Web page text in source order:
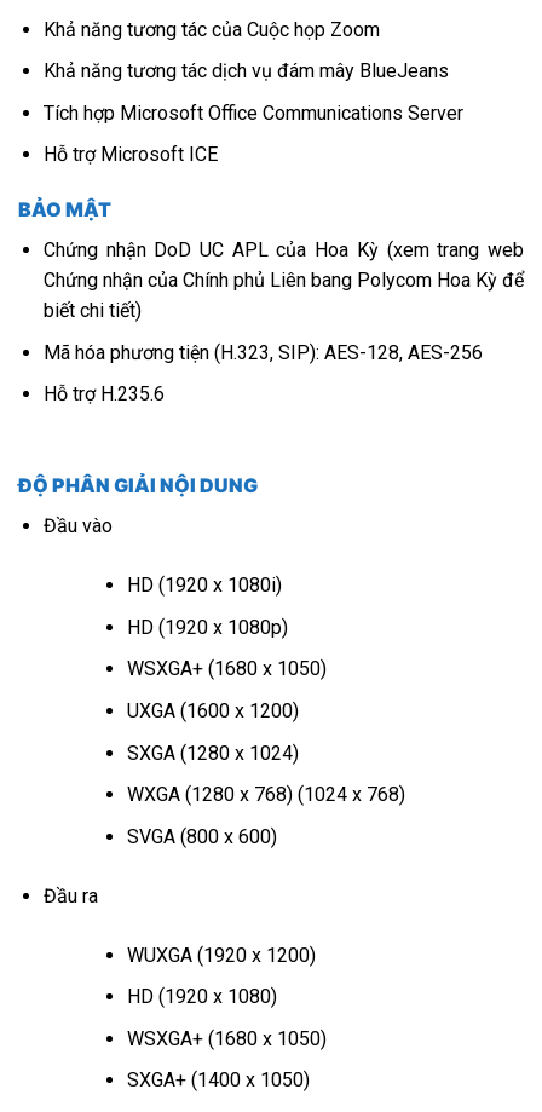
Khả năng tương tác của Cuộc họp Zoom
Khả năng tương tác dịch vụ đám mây BlueJeans
Tích hợp Microsoft Office Communications Server
Hỗ trợ Microsoft ICE
BẢO MẬT
Chứng nhận DoD UC APL của Hoa Kỳ (xem trang web
Chứng nhận của Chính phủ Liên bang Polycom Hoa Kỳ để
biết chi tiết)
Mã hóa phương tiện (H.323, SIP): AES-128, AES-256
Hỗ trợ H.235.6
ĐỘ PHÂN GIẢI NỘI DUNG
Đầu vào
HD (1920 x 1080i)
HD (1920 x 1080p)
WSXGA+ (1680 x 1050)
UXGA (1600 x 1200)
SXGA (1280 x 1024)
WXGA (1280 x 768) (1024 x 768)
SVGA (800 x 600)
Đầu ra
WUXGA (1920 x 1200)
HD (1920 x 1080)
WSXGA+ (1680 x 1050)
SXGA+ (1400 x 1050)